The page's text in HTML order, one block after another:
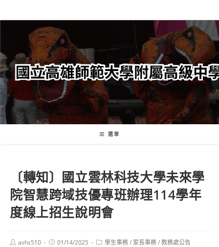
轉
要
內
容
選單
〔轉知〕國立雲林科技大學未來學
院智慧跨域技優專班辦理114學年
度線上招生說明會
Postashs510
Post01/14/2025
Post學生事務/ 家長事務/教務處公告